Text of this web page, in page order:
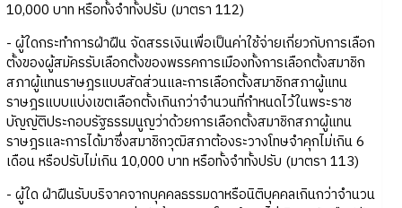
10,000 บาท หรือทั้งจำทั้งปรับ (มาตรา 112)
- ผู้ใดกระทำการฝ่าฝืน จัดสรรเงินเพื่อเป็นค่าใช้จ่ายเกี่ยวกับการเลือก
ตั้งของผู้สมัครรับเลือกตั้งของพรรคการเมืองทั้งการเลือกตั้งสมาชิก
สภาผู้แทนราษฎรแบบสัดส่วนและการเลือกตั้งสมาชิกสภาผู้แทน
ราษฎรแบบแบ่งเขตเลือกตั้งเกินกว่าจำนวนที่กำหนดไว้ในพระราช
บัญญัติประกอบรัฐธรรมนูญว่าด้วยการเลือกตั้งสมาชิกสภาผู้แทน
ราษฎรและการได้มาซึ่งสมาชิกวุฒิสภาต้องระวางโทษจำคุกไม่เกิน 6
เดือน หรือปรับไม่เกิน 10,000 บาท หรือทั้งจำทั้งปรับ (มาตรา 113)
- ผู้ใด ฝ่าฝืนรับบริจาคจากบุคคลธรรมดาหรือนิติบุคคลเกินกว่าจำนวน